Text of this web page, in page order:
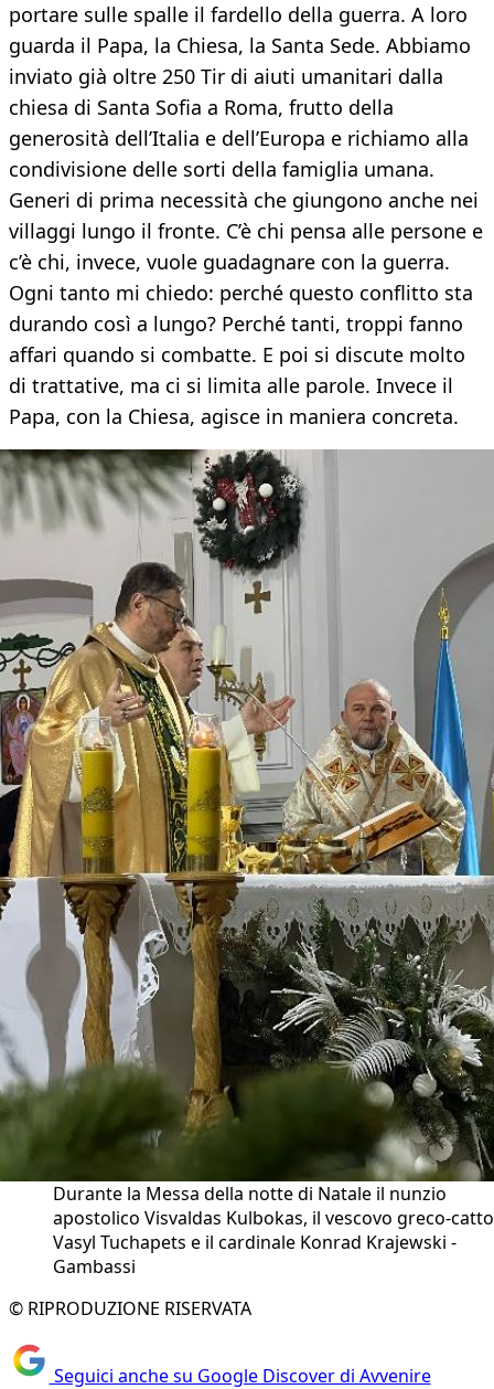
portare sulle spalle il fardello della guerra. A loro
guarda il Papa, la Chiesa, la Santa Sede. Abbiamo
inviato già oltre 250 Tir di aiuti umanitari dalla
chiesa di Santa Sofia a Roma, frutto della
generosità dell’Italia e dell’Europa e richiamo alla
condivisione delle sorti della famiglia umana.
Generi di prima necessità che giungono anche nei
villaggi lungo il fronte. C’è chi pensa alle persone e
c’è chi, invece, vuole guadagnare con la guerra.
Ogni tanto mi chiedo: perché questo conflitto sta
durando così a lungo? Perché tanti, troppi fanno
affari quando si combatte. E poi si discute molto
di trattative, ma ci si limita alle parole. Invece il
Papa, con la Chiesa, agisce in maniera concreta.
Durante la Messa della notte di Natale il nunzio
apostolico Visvaldas Kulbokas, il vescovo greco-
Vasyl Tuchapets e il cardinale Konrad Krajewski -
Gambassi
© RIPRODUZIONE RISERVATA
Seguici anche su Google Discover di Avvenire